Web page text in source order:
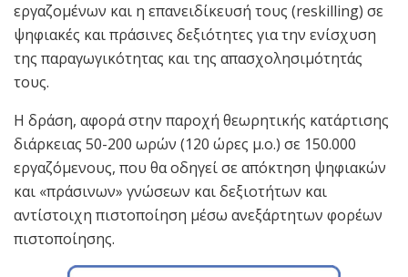
εργαζομένων και η επανειδίκευσή τους (reskilling) σε
ψηφιακές και πράσινες δεξιότητες για την ενίσχυση
της παραγωγικότητας και της απασχολησιμότητάς
τους.
Η δράση, αφορά στην παροχή θεωρητικής κατάρτισης
διάρκειας 50-200 ωρών (120 ώρες μ.ο.) σε 150.000
εργαζόμενους, που θα οδηγεί σε απόκτηση ψηφιακών
και «πράσινων» γνώσεων και δεξιοτήτων και
αντίστοιχη πιστοποίηση μέσω ανεξάρτητων φορέων
πιστοποίησης.